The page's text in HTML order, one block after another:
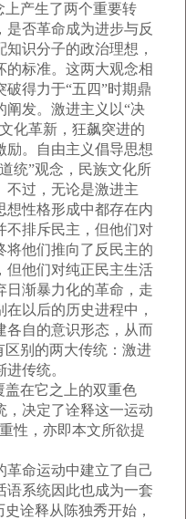
上产生了两个重要转
否革命成为进步与反
识分子的政治理想，
的标准。这两大观念相
得力于“五四”时期鼎
阐发。激进主义以“决
化革新，狂飙突进的
励。自由主义倡导思想
统”观念，民族文化所
不过，无论是激进主
想性格形成中都存在内
不排斥民主，但他们对
将他们推向了反民主的
但他们对纯正民主生活
日渐暴力化的革命，走
在以后的历史进程中，
各自的意识形态，从而
区别的两大传统：激进
传统。
在它之上的双重色
，决定了诠释这一运动
性，亦即本文所欲提
命运动中建立了自己
语系统因此也成为一套
诠释从陈独秀开始，